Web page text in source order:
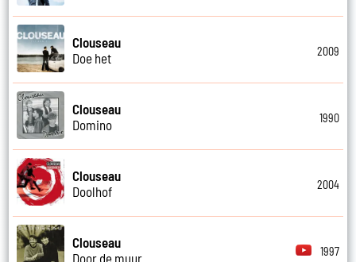
Clouseau
Doe het
2009
Clouseau
Domino
1990
Clouseau
Doolhof
2004
Clouseau
Door de muur
1997